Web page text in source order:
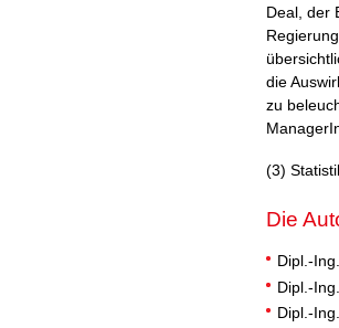
Deal, der
die
zu
(3)
Die
Dipl.-
Dipl.-
Dipl.-